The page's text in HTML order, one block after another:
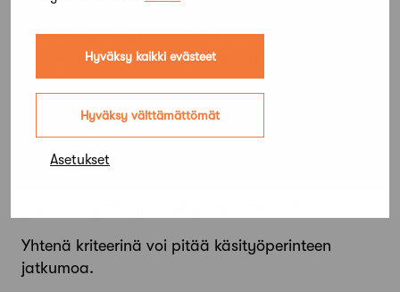
Hyväksy kaikki evästeet
Hyväksy välttämättömät
Asetukset
menneisyyden jäljitelmillä. Valkoinen funkkistalo
1930-­luvulta tai 1940-­luvun elokuvateatteri ovat
osa kaupunki­ kuvaa siinä missä 1600-luvulta
Kaavauudistusta valmistellessaan Raitio ja
Tammi ovatkin joutuneet pohtimaan paljon
Yhtenä kriteerinä voi pitää käsityöperinteen
jatkumoa.